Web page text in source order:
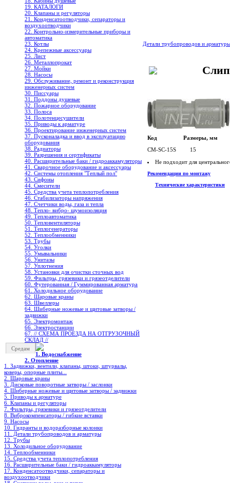
19. КАТАЛОГИ
20. Клапаны и регуляторы
21. Конденсатоотводчики, сепараторы и
воздухоотводчики
22. Контрольно-измерительные приборы и
автоматика
23. Котлы
24. Крепежные аксессуары
25. Лист
26. Металлопрокат
27. Мойки
28. Насосы
29. Обслуживание, ремонт и реконструкция
инженерных систем
30. Писсуары
31. Поддоны душевые
32. Пожарное оборудование
33. Полоса
34. Полотенцесушители
35. Приводы к арматуре
36. Проектирование инженерных систем
37. Пусконаладка и ввод в эксплуатацию
оборудования
38. Радиаторы
39. Разрешения и сертификаты
40. Расширительные баки / гидроаккамуляторы
41. Сварочное оборудование и аксессуары
42. Системы отопления "Теплый пол"
43. Сифоны
44. Смесители
45. Средства учета теплопотребления
46. Стабилизаторы напряжения
47. Счетчики воды, газа и тепла
48. Тепло- вибро- шумоизоляция
49. Теплоавтоматика
50. Тепловентиляторы
51. Теплогенераторы
52. Теплообменники
53. Трубы
54. Уголки
55. Умывальники
56. Унитазы
57. Уплотнения
58. Установки для очистки сточных вод
59. Фильтры, грязевики и грязеотделители
60. Футерованная / Гуммированная арматура
61. Холодильное oборудование
62. Шаровые краны
63. Швеллеры
64. Шиберные ножевые и щитовые затворы /
задвижки
65. Электромонтаж
66. Электростанции
67. // СХЕМА ПРОЕЗДА НА ОТГРУЗОЧНЫЙ
СКЛАД //
Средам
1. Водоснабжение
2. Отопление
1. Задвижки, вентили, клапаны, штоки, штурвалы,
коверы, опорные плиты...
2. Шаровые краны
3. Дисковые поворотные затворы / заслонки
4. Шиберные ножевые и щитовые затворы / задвижки
5. Приводы к арматуре
6. Клапаны и регуляторы
7. Фильтры, грязевики и грязеотделители
8. Виброкомпенсаторы / гибкие вставки
9. Насосы
10. Гидранты и водоразборные колонки
11. Детали трубопроводов и арматуры
12. Трубы
13. Холодильное oборудование
14. Теплообменники
15. Средства учета теплопотребления
16. Расширительные баки / гидроаккамуляторы
17. Конденсатоотводчики, сепараторы и
воздухоотводчики
Детали трубопроводов и
Код Размеры, мм
CM-SC-15S 15
Не подходит для
Рекомендации по монтажу
Технические характеристики